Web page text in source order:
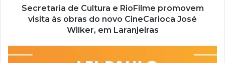
e
m
Secretaria de Cultura e RioFilme promovem
visita às obras do novo CineCarioca José
Wilker, em Laranjeiras